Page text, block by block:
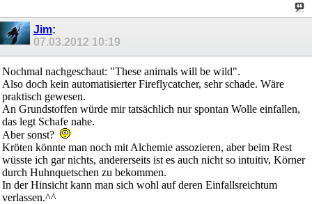
Jim:
07.03.2012 10:19
Nochmal nachgeschaut: "These animals will be wild".
Also doch kein automatisierter Fireflycatcher, sehr schade. Wäre
praktisch gewesen.
An Grundstoffen würde mir tatsächlich nur spontan Wolle einfallen,
das legt Schafe nahe.
Aber sonst?
Kröten könnte man noch mit Alchemie assozieren, aber beim Rest
wüsste ich gar nichts, andererseits ist es auch nicht so intuitiv, Körner
durch Huhnquetschen zu bekommen.
In der Hinsicht kann man sich wohl auf deren Einfallsreichtum
verlassen.^^